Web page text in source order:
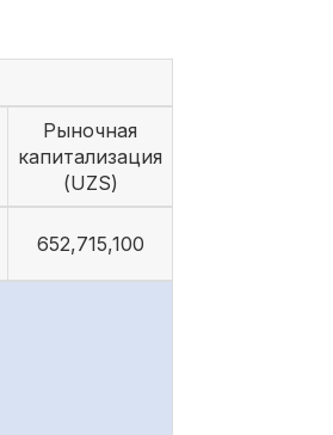
Рыночная
капитализация
(UZS)
652,715,100